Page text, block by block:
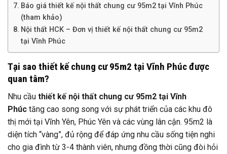
Báo giá thiết kế nội thất chung cư 95m2 tại Vĩnh Phúc
(tham khảo)
Nội thất HCK – Đơn vị thiết kế nội thất chung cư 95m2
tại Vĩnh Phúc
Tại sao thiết kế chung cư 95m2 tại Vĩnh Phúc được
quan tâm?
Nhu cầu thiết kế nội thất chung cư 95m2 tại Vĩnh
Phúc tăng cao song song với sự phát triển của các khu đô
thị mới tại Vĩnh Yên, Phúc Yên và các vùng lân cận. 95m2 là
diện tích “vàng”, đủ rộng để đáp ứng nhu cầu sống tiện nghi
cho gia đình từ 3-4 thành viên, nhưng đồng thời cũng đòi hỏi